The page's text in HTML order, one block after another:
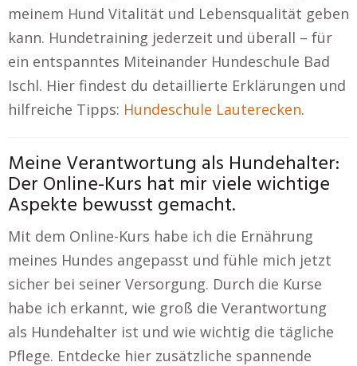
meinem Hund Vitalität und Lebensqualität geben
kann. Hundetraining jederzeit und überall – für
ein entspanntes Miteinander Hundeschule Bad
Ischl. Hier findest du detaillierte Erklärungen und
hilfreiche Tipps: Hundeschule Lauterecken.
Meine Verantwortung als Hundehalter:
Der Online-Kurs hat mir viele wichtige
Aspekte bewusst gemacht.
Mit dem Online-Kurs habe ich die Ernährung
meines Hundes angepasst und fühle mich jetzt
sicher bei seiner Versorgung. Durch die Kurse
habe ich erkannt, wie groß die Verantwortung
als Hundehalter ist und wie wichtig die tägliche
Pflege. Entdecke hier zusätzliche spannende